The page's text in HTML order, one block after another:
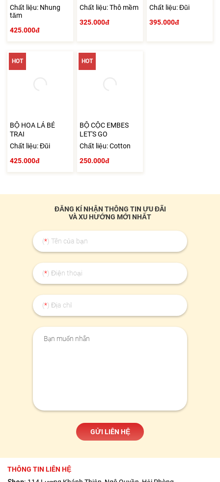
Chất liệu: Nhung
tăm
425.000đ
Chất liệu: Thô mềm
325.000đ
Chất liệu: Đũi
395.000đ
HOT
BỘ HOA LÁ BÉ
TRAI
Chất liệu: Đũi
425.000đ
HOT
BỘ CỘC EMBES
LET'S GO
Chất liệu: Cotton
250.000đ
ĐĂNG KÍ NHẬN THÔNG TIN ƯU ĐÃI
VÀ XU HƯỚNG MỚI NHẤT
(*) Tên của bạn
(*) Điện thoại
(*) Địa chỉ
THÔNG TIN LIÊN HỆ